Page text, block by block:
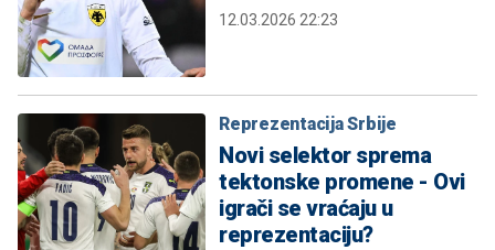
12.03.2026 22:23
Reprezentacija Srbije
Novi selektor sprema
tektonske promene - Ovi
igrači se vraćaju u
reprezentaciju?